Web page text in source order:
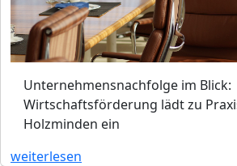
Unternehmensnachfolge im Blick:
Wirtschaftsförderung lädt zu
Holzminden ein
weiterlesen